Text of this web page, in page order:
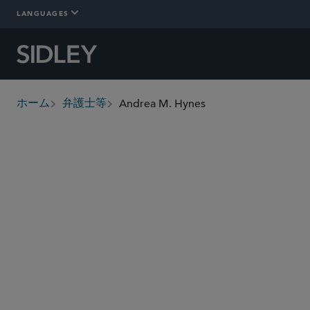
LANGUAGES
breadcrumbs
ホーム 弁護士等 Andrea M. Hynes